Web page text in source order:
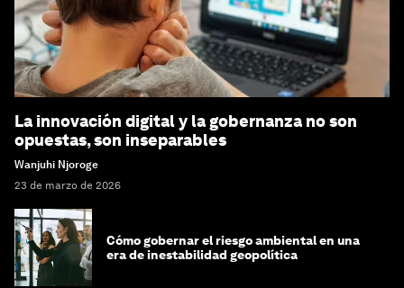
La innovación digital y la gobernanza no son
opuestas, son inseparables
Wanjuhi Njoroge
23 de marzo de 2026
Cómo gobernar el riesgo ambiental en una
era de inestabilidad geopolítica